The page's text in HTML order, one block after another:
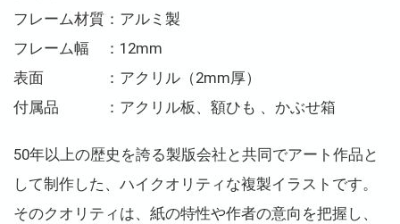
フレーム材質：アルミ製
フレーム幅 ：12mm
表面 ：アクリル（2mm厚）
付属品 ：アクリル板、額ひも 、かぶせ箱
50年以上の歴史を誇る製版会社と共同でアート作品と
して制作した、ハイクオリティな複製イラストです。
そのクオリティは、紙の特性や作者の意向を把握し、